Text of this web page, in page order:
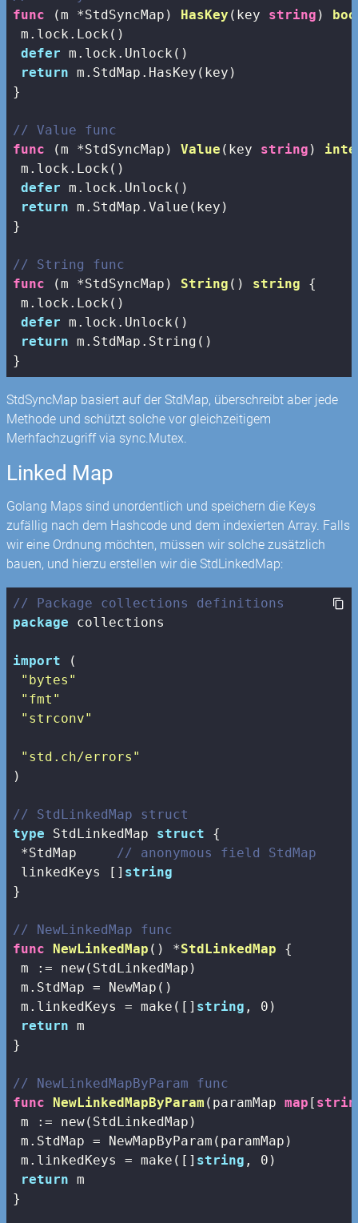
func
(m *StdSyncMap) HasKey (key string )
m.lock.Lock()
defer m.lock.Unlock()
return m.StdMap.HasKey(key)
}
// Value func
func
(m *StdSyncMap) Value (key string )
m.lock.Lock()
defer m.lock.Unlock()
return m.StdMap.Value(key)
}
// String func
func
(m *StdSyncMap) String () string {
m.lock.Lock()
defer m.lock.Unlock()
return m.StdMap.String()
}
StdSyncMap basiert auf der StdMap, überschreibt aber jede
Methode und schützt solche vor gleichzeitigem
Merhfachzugriff via sync.Mutex.
Linked Map
Golang Maps sind unordentlich und speichern die Keys
zufällig nach dem Hashcode und dem indexierten Array. Falls
wir eine Ordnung möchten, müssen wir solche zusätzlich
bauen, und hierzu erstellen wir die StdLinkedMap:
// Package collections definitions
package collections
import (
"bytes"
"fmt"
"strconv"
"std.ch/errors"
)
// StdLinkedMap struct
type StdLinkedMap struct {
*StdMap // anonymous field StdMap
linkedKeys [] string
}
// NewLinkedMap func
func
NewLinkedMap () *StdLinkedMap {
m := new(StdLinkedMap)
m.StdMap = NewMap()
m.linkedKeys = make ([] string , 0 )
return m
}
// NewLinkedMapByParam func
func
NewLinkedMapByParam (paramMap map [
m := new(StdLinkedMap)
m.StdMap = NewMapByParam(paramMap)
m.linkedKeys = make ([] string , 0 )
return m
}